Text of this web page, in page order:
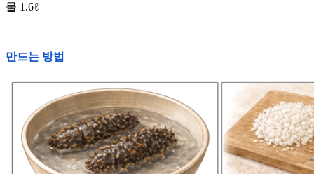
물 1.6ℓ
만드는 방법